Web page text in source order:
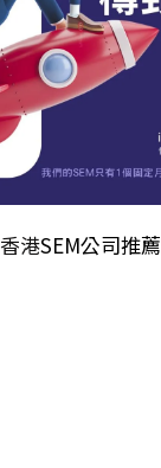
香港SEM公司推薦